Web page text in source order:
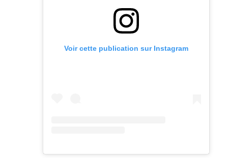
Voir cette publication sur Instagram